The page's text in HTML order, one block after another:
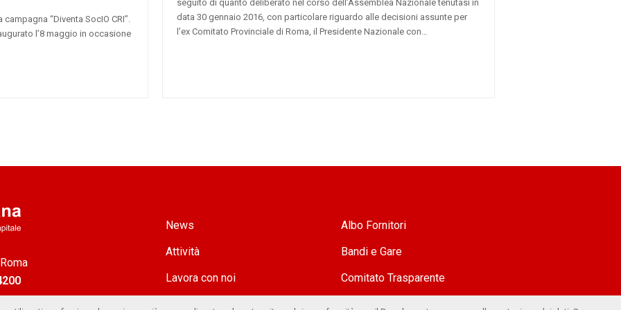
“Diventa SocIO CRI”.
l’8 maggio in occasione
seguito di quanto deliberato nel corso dell’Assemblea Nazionale tenutasi in
data 30 gennaio 2016, con particolare riguardo alle decisioni assunte per
l’ex Comitato Provinciale di Roma, il Presidente Nazionale con…
News
Attività
Lavora con noi
Albo Fornitori
Bandi e Gare
Comitato Trasparente